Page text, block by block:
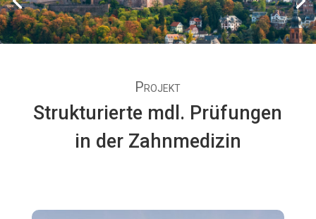
Projekt
Strukturierte mdl. Prüfungen
in der Zahnmedizin